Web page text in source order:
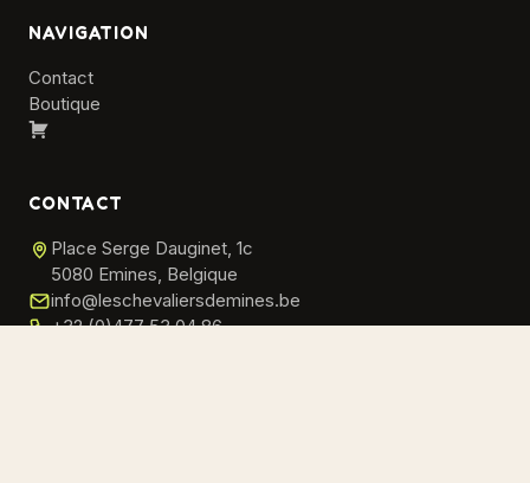
NAVIGATION
Contact
Boutique
CONTACT
Place Serge Dauginet, 1c
5080 Emines, Belgique
info@leschevaliersdemines.be
+32 (0)477 53 04 86